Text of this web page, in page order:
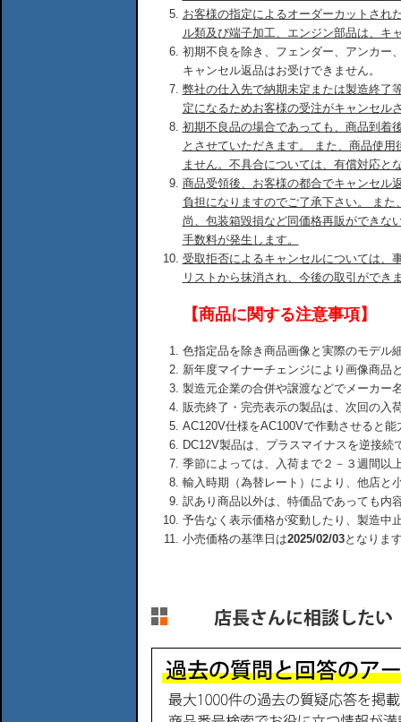
お客様の指定によるオーダーカットされ
ル類及び端子加工、エンジン部品は、キ
初期不良を除き、フェンダー、アンカー
キャンセル返品はお受けできません。
弊社の仕入先で納期未定または製造終了
定になるためお客様の受注がキャンセル
初期不良品の場合であっても、商品到着
とさせていただきます。 また、商品使
ません。不具合については、有償対応と
商品受領後、お客様の都合でキャンセル
負担になりますのでご了承下さい。 ま
尚、包装箱毀損など同価格再販ができな
手数料が発生します。
受取拒否によるキャンセルについては、
リストから抹消され、今後の取引ができ
【商品に関する注意事項】
色指定品を除き商品画像と実際のモデル
新年度マイナーチェンジにより画像商品
製造元企業の合併や譲渡などでメーカー
販売終了・完売表示の製品は、次回の入
AC120V仕様をAC100Vで作動させると
DC12V製品は、プラスマイナスを逆接
季節によっては、入荷まで２－３週間以
輸入時期（為替レート）により、他店と
訳あり商品以外は、特価品であっても内
予告なく表示価格が変動したり、製造中
小売価格の基準日は2025/02/03となりま